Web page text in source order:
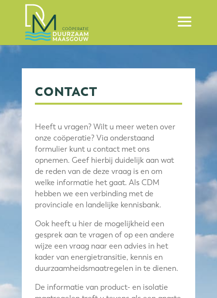
CONTACT
Heeft u vragen? Wilt u meer weten over
onze coöperatie? Via onderstaand
formulier kunt u contact met ons
opnemen. Geef hierbij duidelijk aan wat
de reden van de deze vraag is en om
welke informatie het gaat. Als CDM
hebben we een verbinding met de
provinciale en landelijke kennisbank.
Ook heeft u hier de mogelijkheid een
gesprek aan te vragen of op een andere
wijze een vraag naar een advies in het
kader van energietransitie, kennis en
duurzaamheidsmaatregelen in te dienen.
De informatie van product- en isolatie